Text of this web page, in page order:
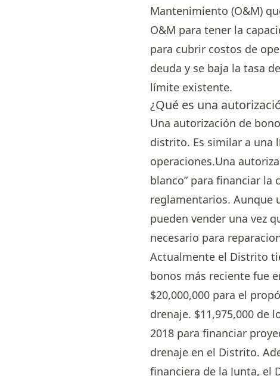
Mantenimiento (O&M)
O&M para tener la
para cubrir costos de
deuda y se baja la tasa
límite existente.
¿Qué es una
Una autorización de
distrito. Es similar a una
operaciones.Una
blanco” para financiar
reglamentarios. Aunque
pueden vender una vez
necesario para
Actualmente el Distrito
bonos más reciente fue
$20,000,000 para el
drenaje. $11,975,000 de
2018 para financiar
drenaje en el Distrito.
financiera de la Junta, el